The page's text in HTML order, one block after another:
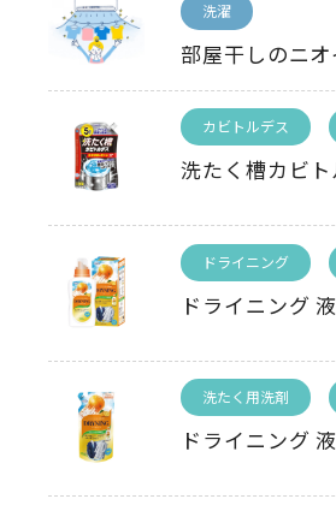
洗濯
部屋干しのニ
カビトルデス
洗たく槽カビ
ドライニング
ドライニング
洗たく用洗剤
ドライニング